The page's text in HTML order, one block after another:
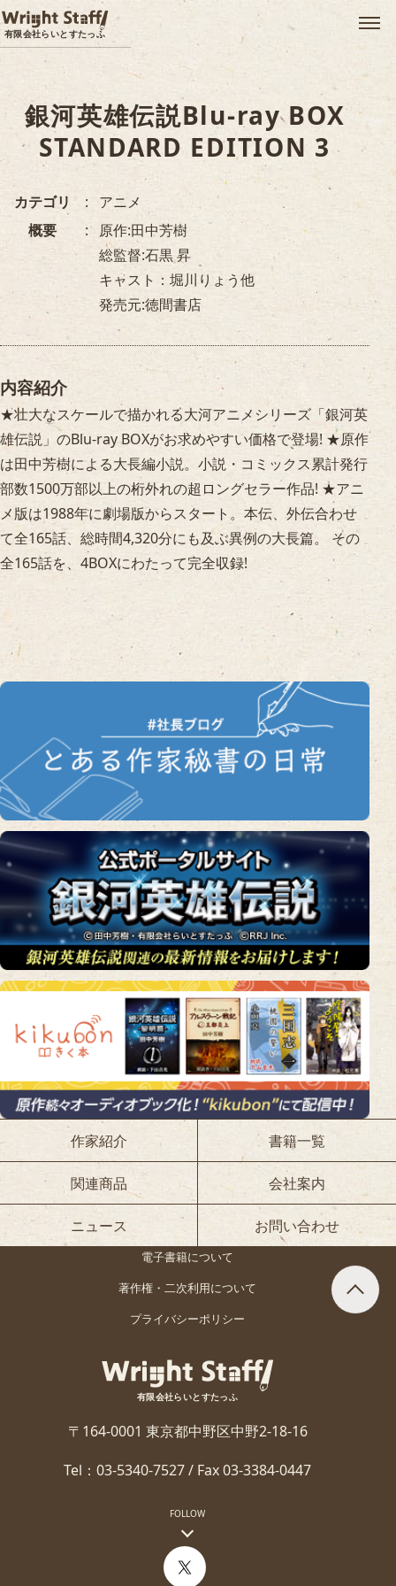
有限会社らいとすたっふ メ
銀河英雄伝説Blu-ray BOX
STANDARD EDITION 3
カテゴリ
アニメ
概要
原作:田中芳樹
総監督:石黒 昇
キャスト：堀川りょう他
発売元:徳間書店
内容紹介
★壮大なスケールで描かれる大河アニメシリーズ「銀河英
雄伝説」のBlu-ray BOXがお求めやすい価格で登場! ★原作
は田中芳樹による大長編小説。小説・コミックス累計発行
部数1500万部以上の桁外れの超ロングセラー作品! ★アニ
メ版は1988年に劇場版からスタート。本伝、外伝合わせ
て全165話、総時間4,320分にも及ぶ異例の大長篇。 その
全165話を、4BOXにわたって完全収録!
作家紹介 書籍一覧
関連商品 会社案内
ニュース お問い合わせ
電子書籍について
著作権・二次利用について
プライバシーポリシー
有限会社らいとすたっふ
〒164-0001 東京都中野区中野2-18-16
Tel：03-5340-7527 / Fax 03-3384-0447
FOLLOW